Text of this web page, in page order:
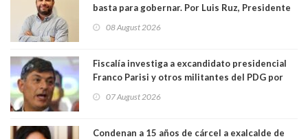
basta para gobernar. Por Luis Ruz, Presidente
08 August 2026
Fiscalía investiga a excandidato presidencial
Franco Parisi y otros militantes del PDG por
07 August 2026
Condenan a 15 años de cárcel a exalcalde de